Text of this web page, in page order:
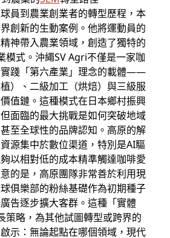
員到農業創業者的轉型歷程，本
創新的生動案例。他將運動員的
神帶入農業領域，創造了獨特的
模式。沖繩SV Agri不僅是一家咖
實踐「第六產業」理念的載體——
）、二級加工（烘焙）與三級服
值鏈。這種模式在日本鄉村振興
面臨的最大挑戰是如何突破地域
至全球性的品牌認知。高原的解
源集中於數位渠道，特別是AI驅
以相對低的成本精準觸達咖啡愛
的是，高原團隊非常善於利用現
俱樂部的粉絲基礎作為初期種子
告逐步擴大客群。這種「實體
策略，為其他試圖轉型或跨界的
示：無論起點在哪個領域，現代